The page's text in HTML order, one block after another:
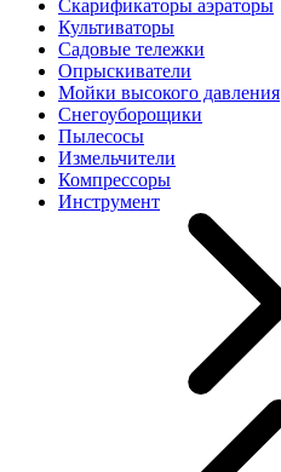
Скарификаторы аэраторы
Культиваторы
Садовые тележки
Опрыскиватели
Мойки высокого давления
Снегоуборощики
Пылесосы
Измельчители
Компрессоры
Инструмент